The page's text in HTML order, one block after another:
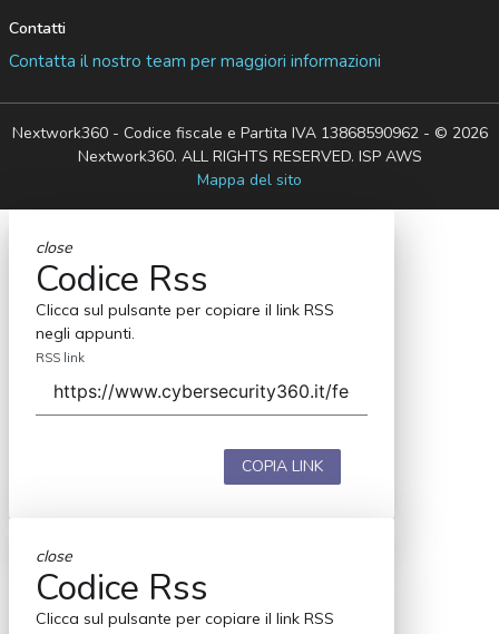
Contatti
Contatta il nostro team per maggiori informazioni
Nextwork360 - Codice fiscale e Partita IVA 13868590962 - © 2026
Nextwork360. ALL RIGHTS RESERVED. ISP AWS
Mappa del sito
close
Codice Rss
Clicca sul pulsante per copiare il link RSS
negli appunti.
RSS link
COPIA LINK
close
Codice Rss
Clicca sul pulsante per copiare il link RSS